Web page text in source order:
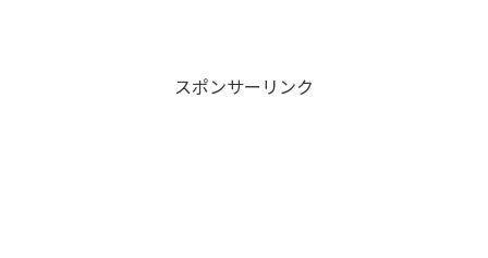
スポンサーリンク